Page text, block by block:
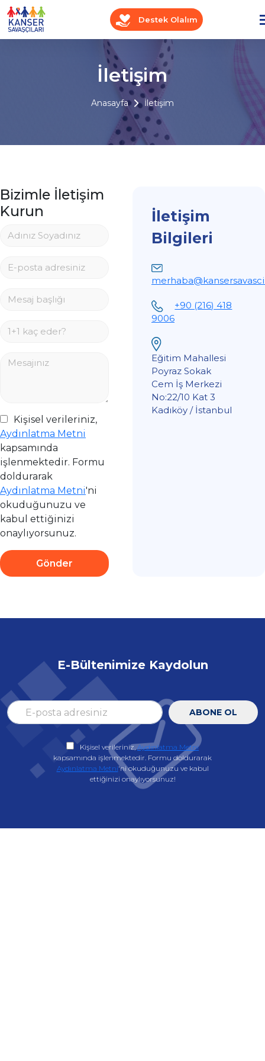
Destek Olalım
İletişim
Anasayfa İletişim
Bizimle İletişim
Kurun
Kişisel verileriniz,
Aydınlatma Metni
kapsamında
işlenmektedir. Formu
doldurarak
Aydınlatma Metni'ni
okuduğunuzu ve
kabul ettiğinizi
onaylıyorsunuz.
Gönder
İletişim
Bilgileri
+90 (216) 418
9006
Eğitim Mahallesi
Poyraz Sokak
Cem İş Merkezi
No:22/10 Kat 3
Kadıköy / İstanbul
E-Bültenimize Kaydolun
ABONE OL
Kişisel verileriniz, Aydınlatma Metni
kapsamında işlenmektedir. Formu doldurarak
Aydınlatma Metni'ni okuduğunuzu ve kabul
ettiğinizi onaylıyorsunuz!